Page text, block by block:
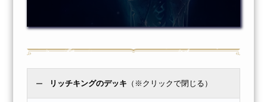
リッチキングのデッキ （※クリックで閉じる）